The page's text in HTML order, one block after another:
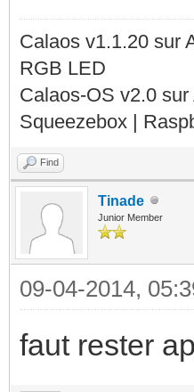
Calaos v1.1.20 sur
RGB LED
Calaos-OS v2.0
Squeezebox |
Find
Tinade
Junior Member
09-04-2014,
faut rester